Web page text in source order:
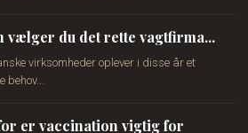
vælger du det rette vagtfirma...
virksomheder oplever i disse år et
behov...
er vaccination vigtig for